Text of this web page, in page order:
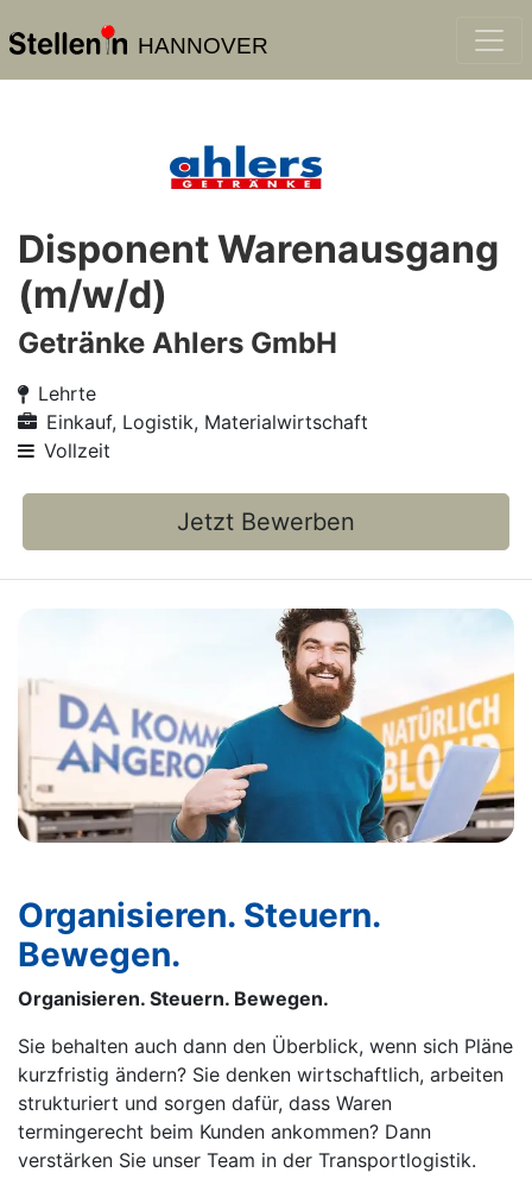
HANNOVER
Disponent Warenausgang
(m/w/d)
Getränke Ahlers GmbH
Lehrte
Einkauf, Logistik, Materialwirtschaft
Vollzeit
Jetzt Bewerben
Organisieren. Steuern.
Bewegen.
Organisieren. Steuern. Bewegen.
Sie behalten auch dann den Überblick, wenn sich Pläne
kurzfristig ändern? Sie denken wirtschaftlich, arbeiten
strukturiert und sorgen dafür, dass Waren
termingerecht beim Kunden ankommen? Dann
verstärken Sie unser Team in der Transportlogistik.